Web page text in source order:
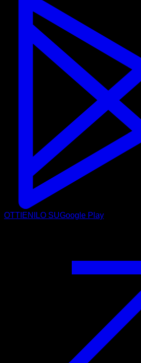
OTTIENILO SUGoogle Play